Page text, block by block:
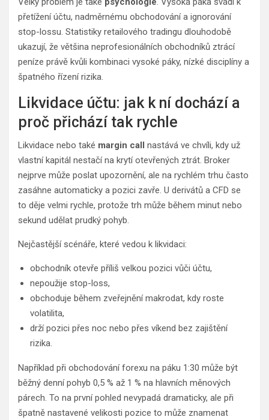
přetížení účtu, nadměrnému obchodování a ignorování
stop-lossu. Statistiky retailového tradingu dlouhodobě
ukazují, že většina neprofesionálních obchodníků ztrácí
peníze právě kvůli kombinaci vysoké páky, nízké disciplíny a
špatného řízení rizika.
Likvidace účtu: jak k ní dochází a
proč přichází tak rychle
Likvidace nebo také margin call nastává ve chvíli, kdy už
vlastní kapitál nestačí na krytí otevřených ztrát. Broker
nejprve může poslat upozornění, ale na rychlém trhu často
zasáhne automaticky a pozici zavře. U derivátů a CFD se
to děje velmi rychle, protože trh může během minut nebo
sekund udělat prudký pohyb.
Nejčastější scénáře, které vedou k likvidaci:
obchodník otevře příliš velkou pozici vůči účtu,
nepoužije stop-loss,
obchoduje během zveřejnění makrodat, kdy roste
volatilita,
drží pozici přes noc nebo přes víkend bez zajištění
rizika.
Například při obchodování forexu na páku 1:30 může být
běžný denní pohyb 0,5 % až 1 % na hlavních měnových
párech. To na první pohled nevypadá dramaticky, ale při
špatně nastavené velikosti pozice to může znamenat